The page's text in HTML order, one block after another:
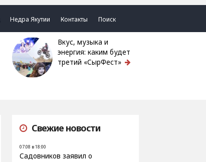
Недра Якутии Контакты Поиск
Вкус, музыка и
энергия: каким будет
третий «СырФест»
Свежие новости
07.08 в 18:00
Садовников заявил о